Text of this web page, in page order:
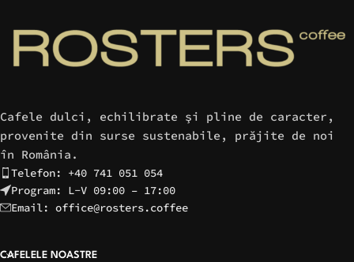
Cafele dulci, echilibrate şi pline de caracter,
provenite din surse sustenabile, prăjite de noi
în România.
Telefon: +40 741 051 054
Program: L-V 09:00 – 17:00
Email: office@rosters.coffee
CAFELELE NOASTRE